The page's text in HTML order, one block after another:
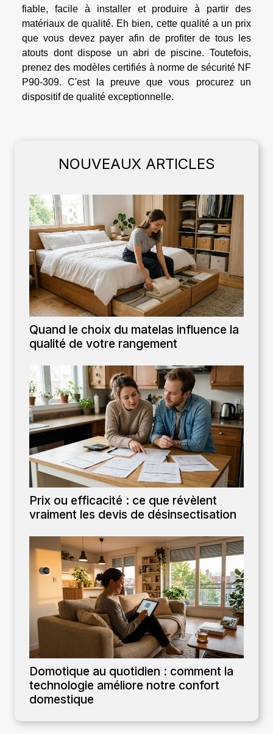
fiable, facile à installer et produire à partir des
matériaux de qualité. Eh bien, cette qualité a un prix
que vous devez payer afin de profiter de tous les
atouts dont dispose un abri de piscine. Toutefois,
prenez des modèles certifiés à norme de sécurité NF
P90-309. C'est la preuve que vous procurez un
dispositif de qualité exceptionnelle.
NOUVEAUX ARTICLES
Quand le choix du matelas influence la
qualité de votre rangement
Prix ou efficacité : ce que révèlent
vraiment les devis de désinsectisation
Domotique au quotidien : comment la
technologie améliore notre confort
domestique